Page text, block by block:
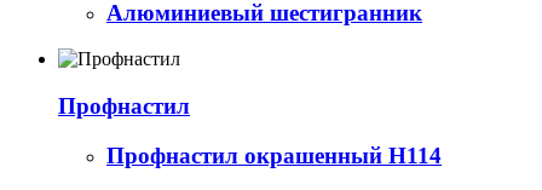
Алюминиевый шестигранник
Профнастил
Профнастил окрашенный Н114